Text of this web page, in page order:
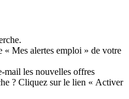
« Mes alertes emploi » de votre
mail les nouvelles offres
? Cliquez sur le lien « Activer